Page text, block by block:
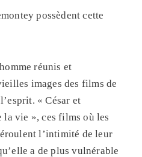
possèdent cette
réunis et
images des films de
« César et
la vie », ces films où les
l’intimité de leur
a de plus vulnérable